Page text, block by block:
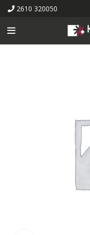
2610 320050